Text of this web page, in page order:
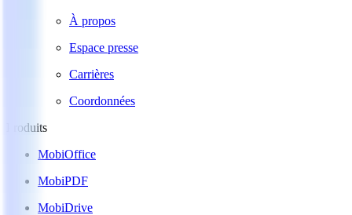
À propos
Espace presse
Carrières
Coordonnées
Produits
MobiOffice
MobiPDF
MobiDrive